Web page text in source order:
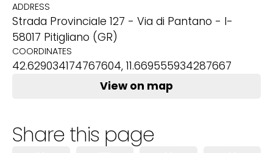
ADDRESS
Strada Provinciale 127 - Via di Pantano - I-
58017 Pitigliano (GR)
COORDINATES
42.629034174767604, 11.669555934287667
View on map
Share this page